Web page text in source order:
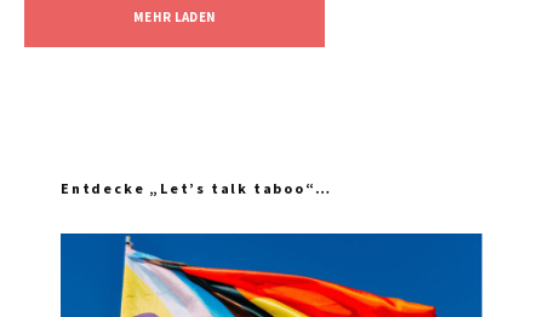
MEHR LADEN
Entdecke „Let’s talk taboo“…